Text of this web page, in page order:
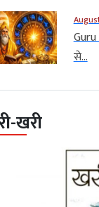
से...
खरी